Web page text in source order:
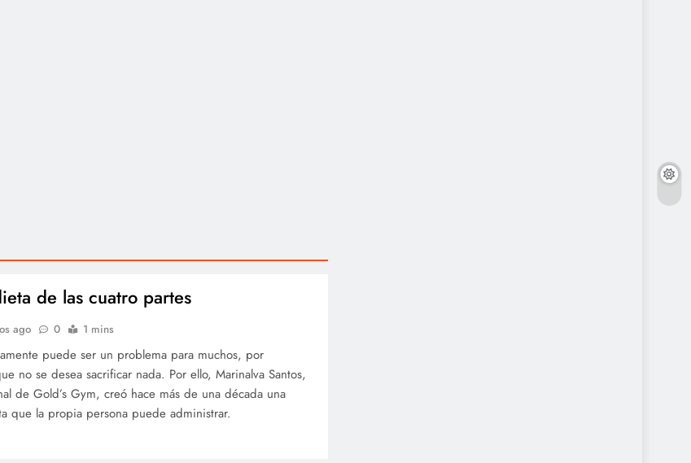
de las cuatro partes
ago 0 1 mins
puede ser un problema para muchos, por
no se desea sacrificar nada. Por ello, Marinalva Santos,
de Gold’s Gym, creó hace más de una década una
que la propia persona puede administrar.